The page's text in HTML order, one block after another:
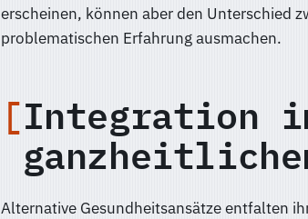
erscheinen, können aber den Unterschied
problematischen Erfahrung ausmachen.
Integration
Alternative Gesundheitsansätze entfalten